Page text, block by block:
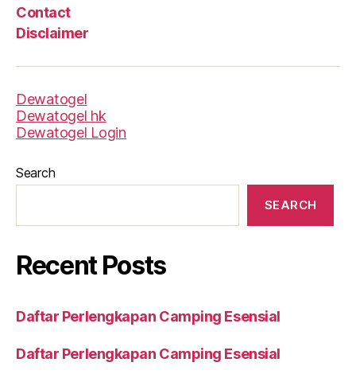
Contact
Disclaimer
Dewatogel
Dewatogel hk
Dewatogel Login
Search
SEARCH
Recent Posts
Daftar Perlengkapan Camping Esensial
Daftar Perlengkapan Camping Esensial